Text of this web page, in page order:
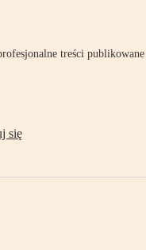
treści publikowane
się